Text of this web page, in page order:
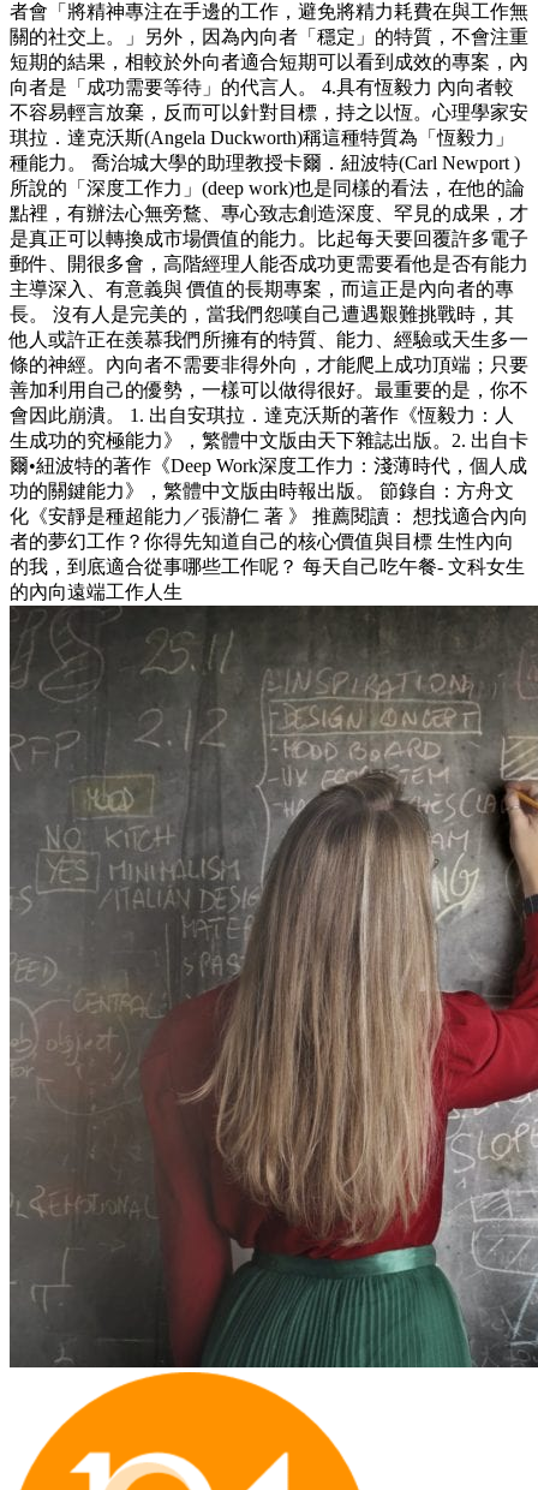
者會「將精神專注在手邊的工作，避免將精力耗費在與工作無
關的社交上。」另外，因為內向者「穩定」的特質，不會注重
短期的結果，相較於外向者適合短期可以看到成效的專案，內
向者是「成功需要等待」的代言人。 4.具有恆毅力 內向者較
不容易輕言放棄，反而可以針對目標，持之以恆。心理學家安
琪拉．達克沃斯(Angela Duckworth)稱這種特質為「恆毅力」
種能力。 喬治城大學的助理教授卡爾．紐波特(Carl Newport )
所說的「深度工作力」(deep work)也是同樣的看法，在他的論
點裡，有辦法心無旁鶩、專心致志創造深度、罕見的成果，才
是真正可以轉換成市場價值的能力。比起每天要回覆許多電子
郵件、開很多會，高階經理人能否成功更需要看他是否有能力
主導深入、有意義與 價值的長期專案，而這正是內向者的專
長。 沒有人是完美的，當我們怨嘆自己遭遇艱難挑戰時，其
他人或許正在羨慕我們所擁有的特質、能力、經驗或天生多一
條的神經。內向者不需要非得外向，才能爬上成功頂端；只要
善加利用自己的優勢，一樣可以做得很好。最重要的是，你不
會因此崩潰。 1. 出自安琪拉．達克沃斯的著作《恆毅力：人
生成功的究極能力》，繁體中文版由天下雜誌出版。2. 出自卡
爾•紐波特的著作《Deep Work深度工作力：淺薄時代，個人成
功的關鍵能力》，繁體中文版由時報出版。 節錄自：方舟文
化《安靜是種超能力／張瀞仁 著 》 推薦閱讀： 想找適合內向
者的夢幻工作？你得先知道自己的核心價值與目標 生性內向
的我，到底適合從事哪些工作呢？ 每天自己吃午餐- 文科女生
的內向遠端工作人生